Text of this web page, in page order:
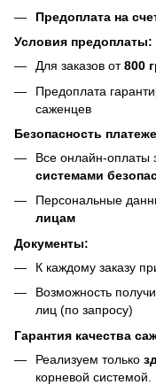
Предоплата на
Условия предоплаты:
Для заказов от800
Предоплата
саженцев
Безопасность
Все онлайн-
системами
Персональные
лицам
Документы:
К каждому заказу
Возможность
лиц (по запросу)
Гарантия качества
Реализуем только
корневой системой.